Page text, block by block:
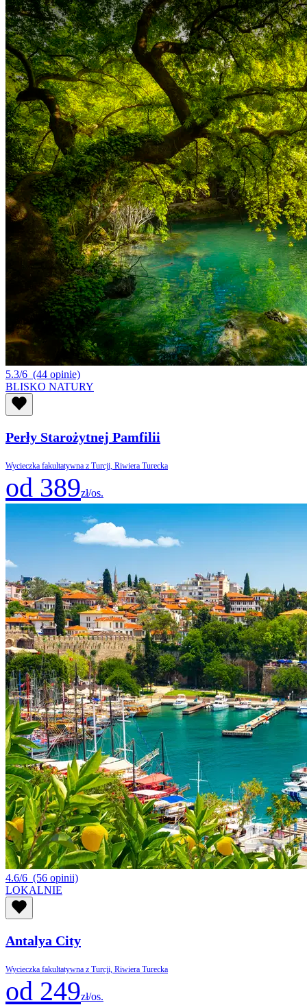
5.3/6 (44 opinie)
BLISKO NATURY
Perły Starożytnej Pamfilii
Wycieczka fakultatywna z Turcji, Riwiera Turecka
od 389zł/os.
4.6/6 (56 opinii)
LOKALNIE
Antalya City
Wycieczka fakultatywna z Turcji, Riwiera Turecka
od 249zł/os.